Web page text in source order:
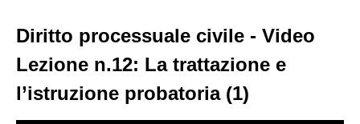
Diritto processuale civile - Video
Lezione n.12: La trattazione e
l’istruzione probatoria (1)